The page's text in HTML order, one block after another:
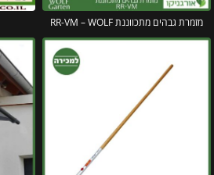
מזמרת גבהים מתכווננת RR-VM – WOLF